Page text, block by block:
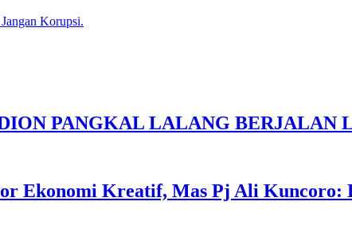
Korupsi.
PANGKAL LALANG BERJALAN
Ekonomi Kreatif, Mas Pj Ali Kuncoro: